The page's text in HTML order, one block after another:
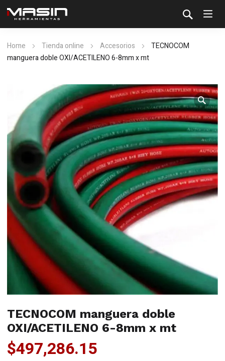
Home Tienda online Accesorios
TECNOCOM
manguera doble OXI/ACETILENO 6-8mm x mt
TECNOCOM manguera doble
OXI/ACETILENO 6-8mm x mt
$497,286.15